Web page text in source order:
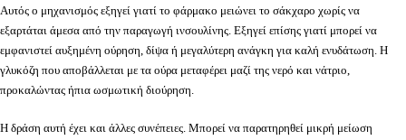
Αυτός ο μηχανισμός εξηγεί γιατί το φάρμακο μειώνει το σάκχαρο χωρίς να
εξαρτάται άμεσα από την παραγωγή ινσουλίνης. Εξηγεί επίσης γιατί μπορεί να
εμφανιστεί αυξημένη ούρηση, δίψα ή μεγαλύτερη ανάγκη για καλή ενυδάτωση. Η
γλυκόζη που αποβάλλεται με τα ούρα μεταφέρει μαζί της νερό και νάτριο,
προκαλώντας ήπια ωσμωτική διούρηση.
Η δράση αυτή έχει και άλλες συνέπειες. Μπορεί να παρατηρηθεί μικρή μείωση